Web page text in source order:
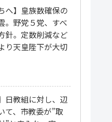
へ】皇族数確保の
。野党５党、すべ
針。定数削減など
り天皇陛下が大切
日教組に対し、辺
て、市教委が”取